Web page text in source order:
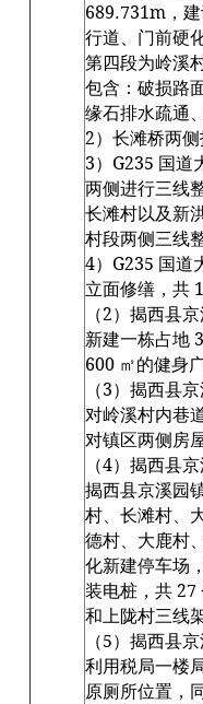
689.731m，
行道、门前硬
第四段为岭溪
包含：破损路
缘石排水疏通
2）长滩桥两
3）G235 国道
两侧进行三线
长滩村以及新
村段两侧三线
4）G235 国道
立面修缮，共
（2）揭西县
新建一栋占地
600 ㎡的健身广
（3）揭西县
对岭溪村内巷
对镇区两侧房
（4）揭西县
揭西县京溪园
村、长滩村、
德村、大鹿村
化新建停车场
装电桩，共 27
和上陇村三线
（5）揭西县
利用税局一楼
原厕所位置，